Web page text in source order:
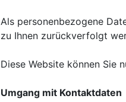
Als personenbezogene
zu Ihnen zurückverfolgt
Diese Website können Sie
Umgang mit Kontaktdaten